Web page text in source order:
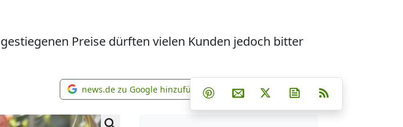
Preise dürften vielen Kunden jedoch bitter
news.de zu Google hinzufügen
news.de zu Google hinzufügen Teilen auf Facebook
Teilen auf Whatsapp
Teilen auf Telegram
Teilen auf Pinterest
Per E-Mail teilen
Post auf XNewsletter